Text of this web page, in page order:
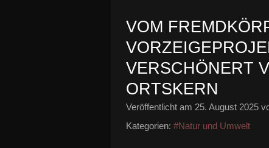
VOM
VERSCHÖNERT
ORTSKERN
Veröffentlicht am 25. August 2025
Kategorien: #Natur und Umwelt